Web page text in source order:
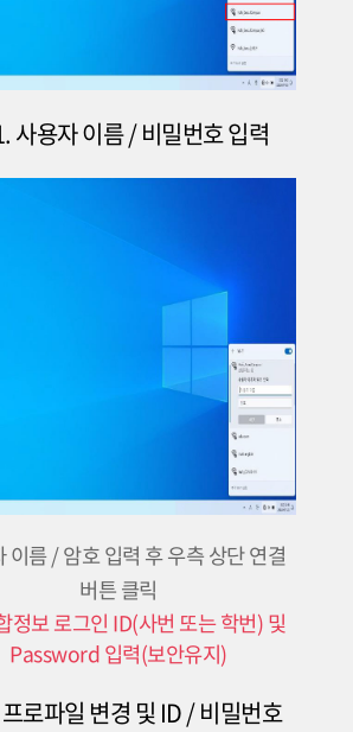
사용자 이름 / 비밀번호 입력
이름 / 암호 입력 후 우측 상단 연결
버튼 클릭
정보 로그인 ID(사번 또는 학번) 및
Password 입력(보안유지)
로파일 변경 및 ID / 비밀번호